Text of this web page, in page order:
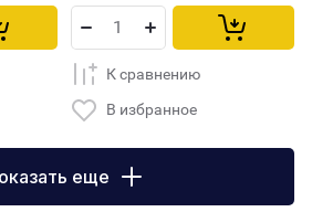
К сравнению
В избранное
еще